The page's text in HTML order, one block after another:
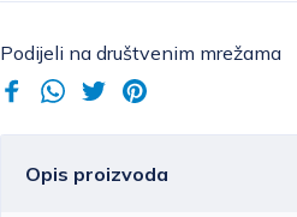
Podijeli na društvenim mrežama
Opis proizvoda